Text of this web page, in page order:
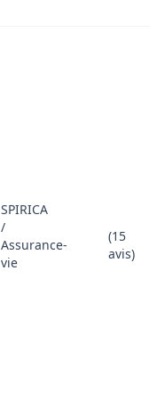
SPIRICA
/
Assurance-
vie
(15
avis)